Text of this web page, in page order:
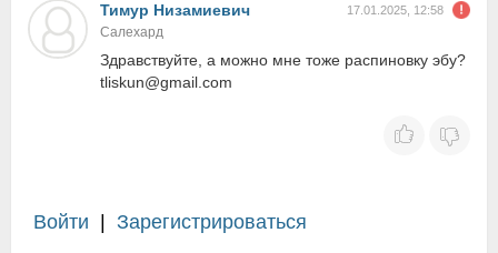
Тимур Низамиевич 17.01.2025, 12:58
Салехард
Здравствуйте, а можно мне тоже распиновку эбу?
tliskun@gmail.com
Войти Зарегистрироваться